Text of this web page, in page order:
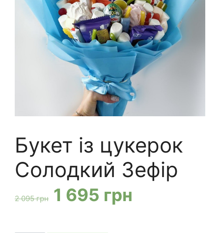
Букет із цукерок
Солодкий Зефір
2 095грн Оригінальна
1 695 грн